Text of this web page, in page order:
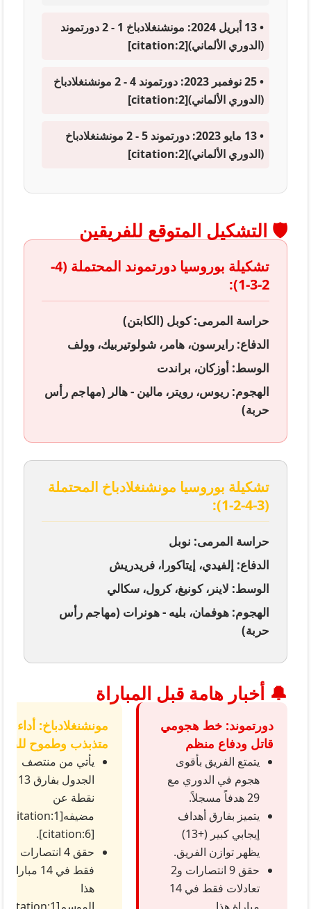
•13 أبريل 2024:
مونشنغلادباخ 1 - 2 دورتموند
(الدوري الألماني)[citation:2]
•25 نوفمبر 2023:
دورتموند 4 - 2 مونشنغلادباخ
(الدوري الألماني)[citation:2]
•13 مايو 2023:
دورتموند 5 - 2 مونشنغلادباخ
(الدوري الألماني)[citation:2]
🛡️ التشكيل المتوقع للفريقين
تشكيلة بوروسيا دورتموند المحتملة (4-
2-3-1):
حراسة المرمى: كوبل (الكابتن)
الدفاع: رايرسون، هامر، شولوتيربيك، وولف
الوسط: أوزكان، براندت
الهجوم: ريوس، رويتر، مالين - هالر (مهاجم رأس
حربة)
تشكيلة بوروسيا مونشنغلادباخ المحتملة
(3-4-2-1):
حراسة المرمى: نوبل
الدفاع: إلفيدي، إيتاكورا، فريدريش
الوسط: لاينر، كونيغ، كرول، سكالي
الهجوم: هوفمان، بليه - هونرات (مهاجم رأس
حربة)
🔔 أخبار هامة قبل المباراة
دورتموند: خط هجومي
قاتل ودفاع منظم
يتمتع الفريق بأقوى
هجوم في الدوري مع
29 هدفاً مسجلاً.
يتميز بفارق أهداف
إيجابي كبير (+13)
يظهر توازن الفريق.
حقق 9 انتصارات و2
تعادلات فقط في 14
مونشنغلادباخ: أداء
متذبذب وطموح
يأتي من منتصف
الجدول بفارق 13
نقطة عن
[citation:6].
حقق 4 انتصارات
فقط في 14 مباراة
هذا